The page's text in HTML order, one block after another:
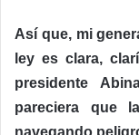
Así que, mi
ley es clara,
presidente
pareciera que
navegando